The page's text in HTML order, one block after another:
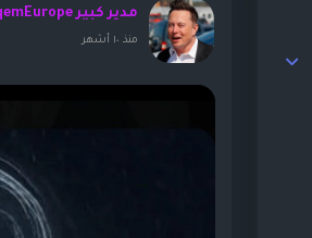
مدير كبير MoqemEurope
منذ ١٠ أشهر